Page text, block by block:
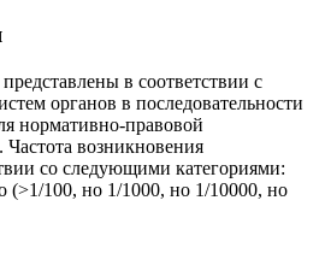
в соответствии с
органов в последовательности
нормативно-правовой
возникновения
со следующими категориями:
(>1/100, но 1/1000, но 1/10000, но